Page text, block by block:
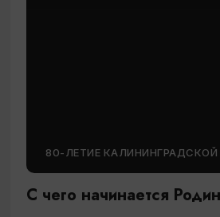
80-ЛЕТИЕ
С чего начинается